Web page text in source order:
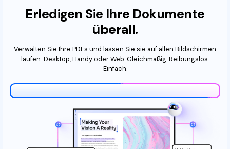
Erledigen Sie Ihre Dokumente
überall.
Verwalten Sie Ihre PDFs und lassen Sie sie auf allen Bildschirmen
laufen: Desktop, Handy oder Web. Gleichmäßig. Reibungslos.
Einfach.